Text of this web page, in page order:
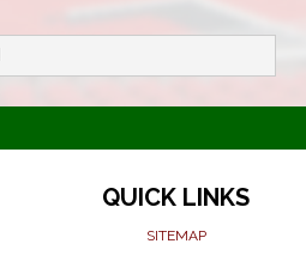
QUICK LINKS
SITEMAP